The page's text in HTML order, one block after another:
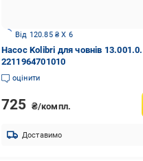
Від 120.85 ₴ X 6
Насос Kolibri для човнів
2211964701010
оцінити
725 ₴/компл.
Доставимо